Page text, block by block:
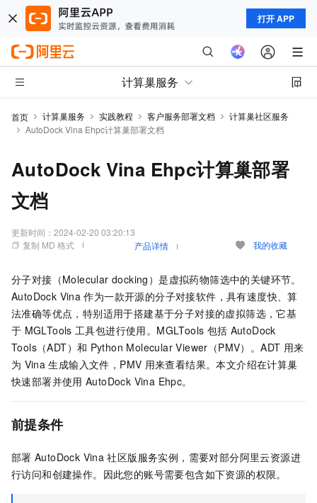
打开 APP
计算巢服务
首页 计算巢服务 实践教程 客户服务部署文档
计算巢社区服务
AutoDock Vina Ehpc计算巢部署文档
AutoDock Vina Ehpc计算巢部署
文档
更新时间： 2024-02-20 03:20:13
复制 MD 格式
产品详情 我的收藏
分子对接（Molecular docking）是虚拟药物筛选中的关键环节。
AutoDock Vina 作为一款开源的分子对接软件，具有速度快、算
法准确等优点，特别适用于搭建基于分子对接的虚拟筛选，它基
于 MGLTools 工具包进行使用。MGLTools 包括 AutoDock
Tools（ADT）和 Python Molecular Viewer（PMV）。ADT 用来
为 Vina 生成输入文件，PMV 用来查看结果。本文介绍在计算巢
快速部署并使用 AutoDock Vina Ehpc。
前提条件
部署 AutoDock Vina 社区版服务实例，需要对部分阿里云资源进
行访问和创建操作。因此您的账号需要包含如下资源的权限。